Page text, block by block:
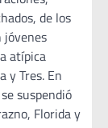
de los
jóvenes
atípica
y Tres. En
suspendió
Florida y